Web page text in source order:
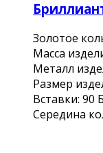
Золотое
Масса
Металл
Размер
Вставки: 90
Середина